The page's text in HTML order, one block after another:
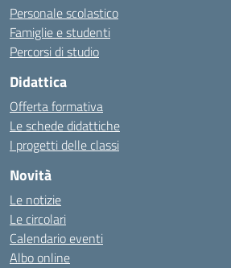
Personale scolastico
Famiglie e studenti
Percorsi di studio
Didattica
Offerta formativa
Le schede didattiche
I progetti delle classi
Novità
Le notizie
Le circolari
Calendario eventi
Albo online